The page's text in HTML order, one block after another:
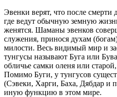
Эвенки верят, что после
где ведут обычную земную
женятся. Шаманы эвенков
служения, принося духам
милости. Весь видимый мир и
тунгусы называют Буга или Бува
обличье самки оленя или
Помимо Буги, у тунгусов
(Сэвеки, Харги, Баха, Дябдар и
иную функцию в этом мире.